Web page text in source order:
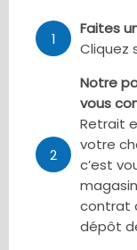
1
Faites
Cliquez
2
Notre
vous
Retrait
votre
c’est
contrat
dépôt